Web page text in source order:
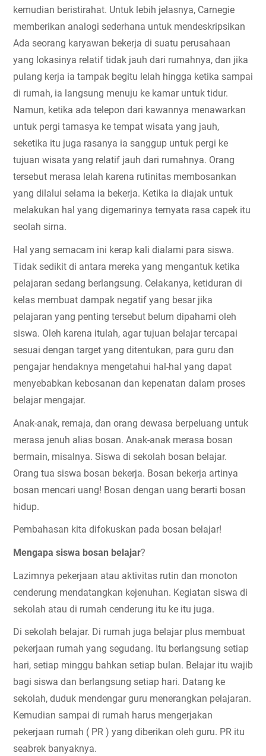
kemudian beristirahat. Untuk lebih jelasnya, Carnegie
memberikan analogi sederhana untuk mendeskripsikan
Ada seorang karyawan bekerja di suatu perusahaan
yang lokasinya relatif tidak jauh dari rumahnya, dan jika
pulang kerja ia tampak begitu lelah hingga ketika sampai
di rumah, ia langsung menuju ke kamar untuk tidur.
Namun, ketika ada telepon dari kawannya menawarkan
untuk pergi tamasya ke tempat wisata yang jauh,
seketika itu juga rasanya ia sanggup untuk pergi ke
tujuan wisata yang relatif jauh dari rumahnya. Orang
tersebut merasa lelah karena rutinitas membosankan
yang dilalui selama ia bekerja. Ketika ia diajak untuk
melakukan hal yang digemarinya ternyata rasa capek itu
seolah sirna.
Hal yang semacam ini kerap kali dialami para siswa.
Tidak sedikit di antara mereka yang mengantuk ketika
pelajaran sedang berlangsung. Celakanya, ketiduran di
kelas membuat dampak negatif yang besar jika
pelajaran yang penting tersebut belum dipahami oleh
siswa. Oleh karena itulah, agar tujuan belajar tercapai
sesuai dengan target yang ditentukan, para guru dan
pengajar hendaknya mengetahui hal-hal yang dapat
menyebabkan kebosanan dan kepenatan dalam proses
belajar mengajar.
Anak-anak, remaja, dan orang dewasa berpeluang untuk
merasa jenuh alias bosan. Anak-anak merasa bosan
bermain, misalnya. Siswa di sekolah bosan belajar.
Orang tua siswa bosan bekerja. Bosan bekerja artinya
bosan mencari uang! Bosan dengan uang berarti bosan
hidup.
Pembahasan kita difokuskan pada bosan belajar!
Mengapa siswa bosan belajar?
Lazimnya pekerjaan atau aktivitas rutin dan monoton
cenderung mendatangkan kejenuhan. Kegiatan siswa di
sekolah atau di rumah cenderung itu ke itu juga.
Di sekolah belajar. Di rumah juga belajar plus membuat
pekerjaan rumah yang segudang. Itu berlangsung setiap
hari, setiap minggu bahkan setiap bulan. Belajar itu wajib
bagi siswa dan berlangsung setiap hari. Datang ke
sekolah, duduk mendengar guru menerangkan pelajaran.
Kemudian sampai di rumah harus mengerjakan
pekerjaan rumah ( PR ) yang diberikan oleh guru. PR itu
seabrek banyaknya.